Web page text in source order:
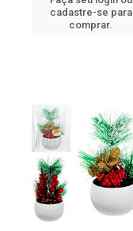
cadastre-se para
comprar.